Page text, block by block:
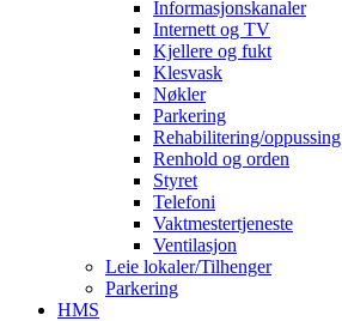
Informasjonskanaler
Internett og TV
Kjellere og fukt
Klesvask
Nøkler
Parkering
Rehabilitering/oppussing
Renhold og orden
Styret
Telefoni
Vaktmestertjeneste
Ventilasjon
Leie lokaler/Tilhenger
Parkering
HMS